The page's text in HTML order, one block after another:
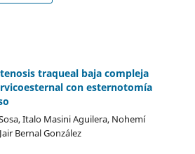
traqueal baja compleja
con esternotomía
Italo Masini Aguilera, Nohemí
Bernal González